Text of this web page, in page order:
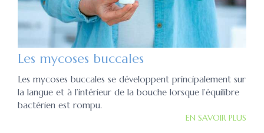
Les mycoses buccales
Les mycoses buccales se développent principalement sur
la langue et à l’intérieur de la bouche lorsque l’équilibre
bactérien est rompu.
EN SAVOIR PLUS